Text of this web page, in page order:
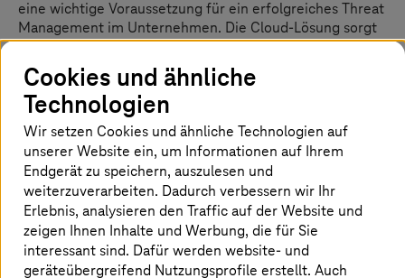
eine wichtige Voraussetzung für ein erfolgreiches Threat
Management im Unternehmen. Die Cloud-Lösung sorgt
somit für effizientere Prozesse. Darüber hinaus erfüllt
die Lösung alle geschäftlichen Anforderungen des
Personalsicherheitsteams: Flexibilität, Sicherheit,
Skalierbarkeit und verbesserte Business Continuity.
Kundennutzen:
Schnelle Einrichtung
Bessere Transparenz
Hohe Sicherheit und Datenschutz
Cookies und ähnliche
Technologien
Wir setzen Cookies und ähnliche Technologien auf
unserer Website ein, um Informationen auf Ihrem
Endgerät zu speichern, auszulesen und
weiterzuverarbeiten. Dadurch verbessern wir Ihr
Erlebnis, analysieren den Traffic auf der Website und
zeigen Ihnen Inhalte und Werbung, die für Sie
interessant sind. Dafür werden website- und
geräteübergreifend Nutzungsprofile erstellt. Auch